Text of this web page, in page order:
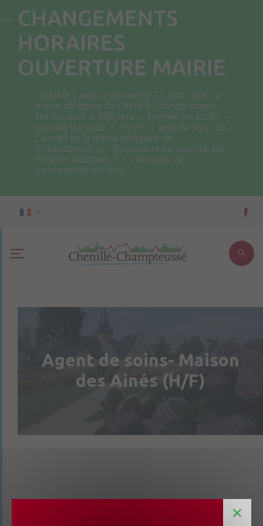
CHANGEMENTS
HORAIRES
OUVERTURE MAIRIE
Du lundi 3 août au dimanche 23 août 2026, la
mairie déléguée de Chenillé-Changé adapte
ses horaires ⚠ Elle sera : - fermée les jeudis. -
ouverte les lundis 3, 10 et 17 août de 9h à 12h.
L'accueil de la mairie déléguée de
Champteussé-sur-Baconne reste ouverte aux
horaires habituels. Il n'y aura pas de
permanence des élus
Agent de soins- Maison
des Ainés (H/F)